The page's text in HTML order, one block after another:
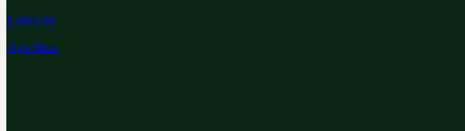
Laden im
App Store